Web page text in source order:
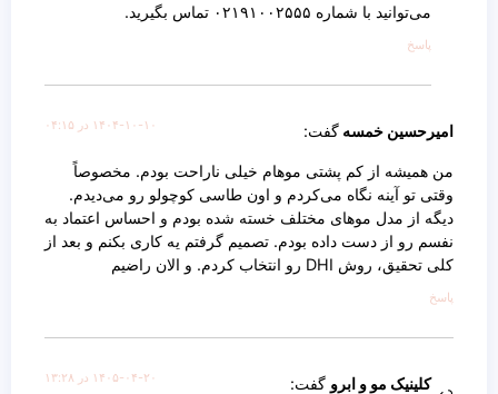
می‌توانید با شماره ۰۲۱۹۱۰۰۲۵۵۵ تماس بگیرید.
پاسخ
امیرحسین خمسه گفت: ۱۴۰۴-۱۰-۱۰ در ۰۴:۱۵
من همیشه از کم پشتی موهام خیلی ناراحت بودم. مخصوصاً
وقتی تو آینه نگاه می‌کردم و اون طاسی کوچولو رو می‌دیدم.
دیگه از مدل موهای مختلف خسته شده بودم و احساس اعتماد به
نفسم رو از دست داده بودم. تصمیم گرفتم یه کاری بکنم و بعد از
کلی تحقیق، روش DHI رو انتخاب کردم. و الان راضیم
پاسخ
کلینیک مو و ابرو گفت: ۱۴۰۵-۰۴-۲۰ در ۱۳:۲۸